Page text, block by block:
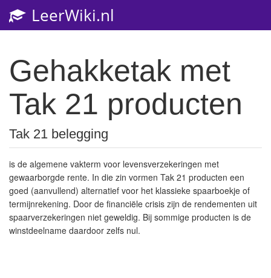
LeerWiki.nl
Gehakketak met
Tak 21 producten
Tak 21 belegging
is de algemene vakterm voor levensverzekeringen met
gewaarborgde rente. In die zin vormen Tak 21 producten een
goed (aanvullend) alternatief voor het klassieke spaarboekje of
termijnrekening. Door de financiële crisis zijn de rendementen uit
spaarverzekeringen niet geweldig. Bij sommige producten is de
winstdeelname daardoor zelfs nul.